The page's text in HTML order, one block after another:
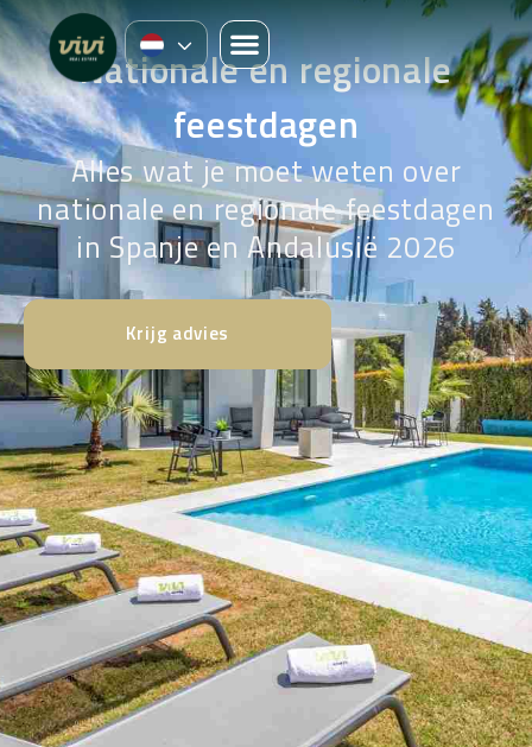
Nationale en regionale
feestdagen
Alles wat je moet weten over
nationale en regionale feestdagen
in Spanje en Andalusië 2026
Krijg advies